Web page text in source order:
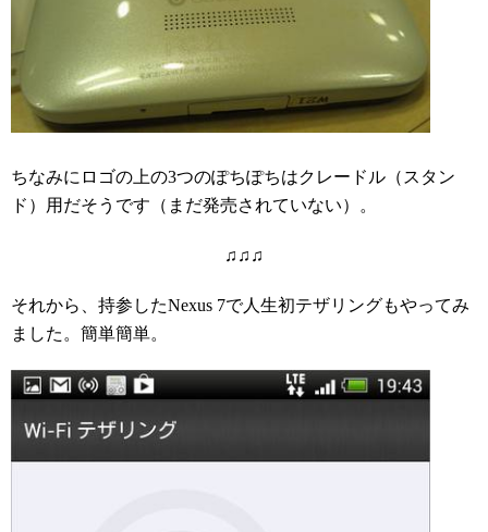
ちなみにロゴの上の3つのぽちぽちはクレードル（スタン
ド）用だそうです（まだ発売されていない）。
♫♫♫
それから、持参したNexus 7で人生初テザリングもやってみ
ました。簡単簡単。